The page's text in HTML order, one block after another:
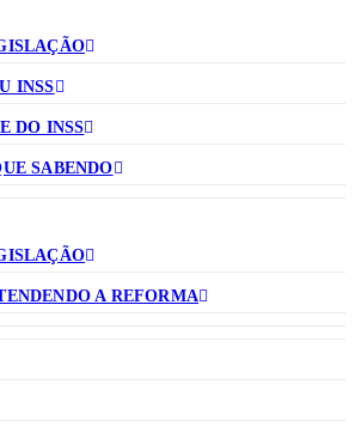
INSS
DO INSS
SABENDO
A REFORMA